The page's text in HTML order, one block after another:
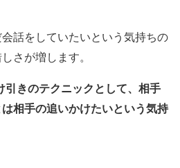
話をしていたいという気持ちの
さが増します。
引きのテクニックとして、相手
相手の追いかけたいという気持